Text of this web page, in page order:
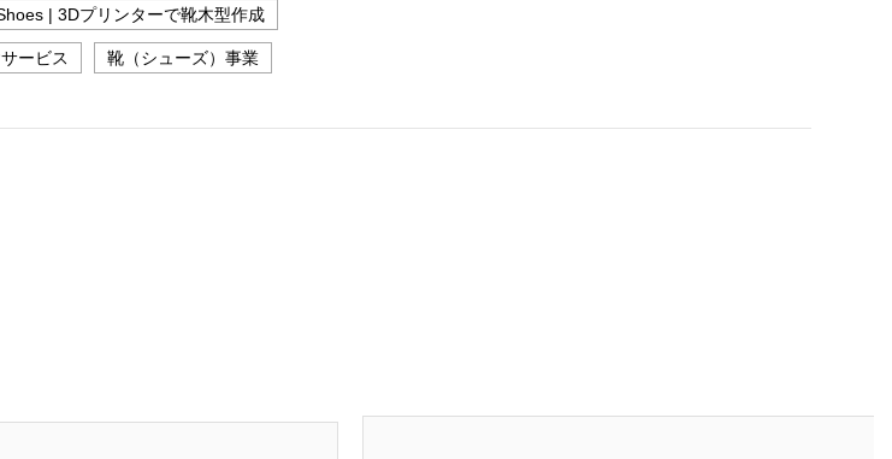
| 3Dプリンターで靴木型作成
ービス 靴（シューズ）事業